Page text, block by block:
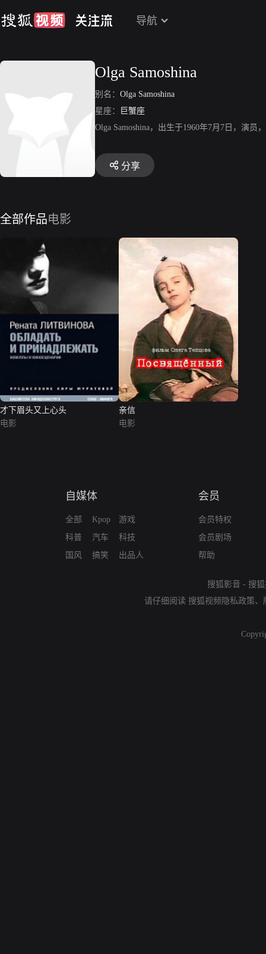
导航
Olga Samoshina
别名： Olga Samoshina
星座：
巨蟹座
Olga Samoshina，出生于1960年7月7日，演员
分享
全部作品电影
才下眉头又上心头
电影
亲信
电影
自媒体
全部
科普
国风
Kpop
汽车
搞笑
游戏
科技
出品人
会员
会员特权
会员剧场
帮助
搜狐影音 - 搜
请仔细阅读 搜狐视频隐私政策、